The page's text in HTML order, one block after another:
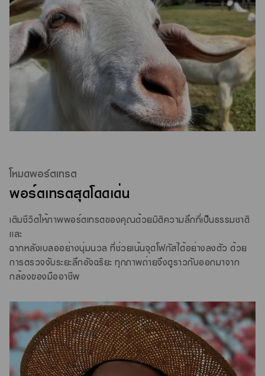
โหมดพอร์ตเทรต
พอร์ตเทรตสุดโดดเด่น
เติมชีวิตให้ภาพพอร์ตเทรตของคุณด้วยมิติความลึกที่เป็นธรรมชาติ
และ
ฉากหลังเบลออย่างนุ่มนวล ที่ช่วยเน้นจุดโฟกัสได้อย่างลงตัว ด้วย
การตรวจจับระยะลึกอัจฉริยะ ทุกภาพถ่ายจึงดูราวกับออกมาจาก
กล้องของมืออาชีพ